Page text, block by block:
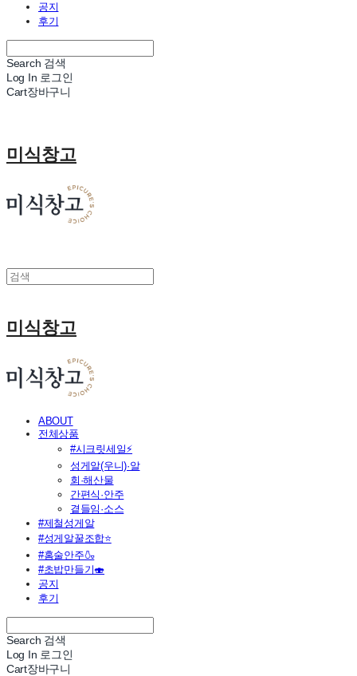
공지
후기
Search 검색
Log In 로그인
Cart장바구니
미식창고
미식창고
ABOUT
전체상품
#시크릿세일⚡
성게알(우니)·알
회·해산물
간편식·안주
곁들임·소스
#제철성게알
#성게알꿀조합⭐
#홈술안주🍶
#초밥만들기🍣
공지
후기
Search 검색
Log In 로그인
Cart장바구니